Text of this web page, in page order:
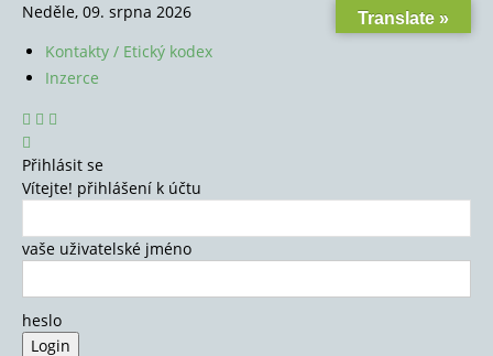
Neděle, 09. srpna 2026
Kontakty / Etický kodex
Inzerce
Přihlásit se
Vítejte! přihlášení k účtu
vaše uživatelské jméno
heslo
Translate »